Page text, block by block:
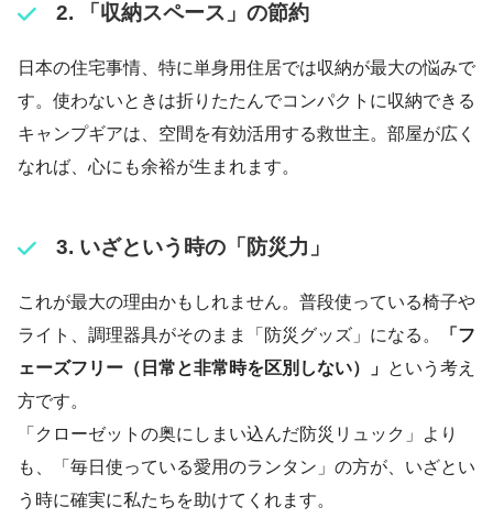
2. 「収納スペース」の節約
日本の住宅事情、特に単身用住居では収納が最大の悩みで
す。使わないときは折りたたんでコンパクトに収納できる
キャンプギアは、空間を有効活用する救世主。部屋が広く
なれば、心にも余裕が生まれます。
3. いざという時の「防災力」
これが最大の理由かもしれません。普段使っている椅子や
ライト、調理器具がそのまま「防災グッズ」になる。
「フ
ェーズフリー（日常と非常時を区別しない）」 という考え
方です。
「クローゼットの奥にしまい込んだ防災リュック」より
も、「毎日使っている愛用のランタン」の方が、いざとい
う時に確実に私たちを助けてくれます。